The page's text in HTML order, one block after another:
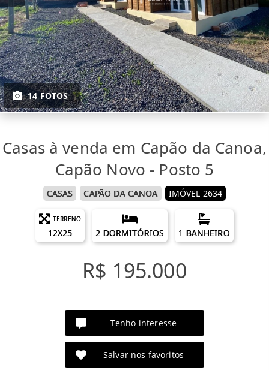
14 FOTOS
Casas à venda em Capão da Canoa,
Capão Novo - Posto 5
CASAS CAPÃO DA CANOA IMÓVEL 2634
TERRENO
12X25 2 DORMITÓRIOS 1 BANHEIRO
R$ 195.000
Tenho interesse
Salvar nos favoritos